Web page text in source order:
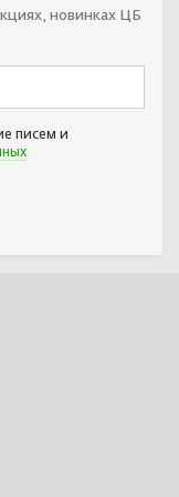
новинках ЦБ
писем и